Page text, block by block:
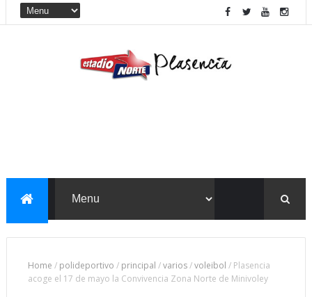
Home / polideportivo / principal /varios/voleibol / Plasencia
acoge el 17 de mayo la Convivencia Zona Norte de Minivoley